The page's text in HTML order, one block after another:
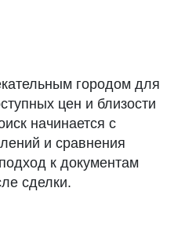
городом для
цен и близости
начинается с
и сравнения
к документам
сделки.